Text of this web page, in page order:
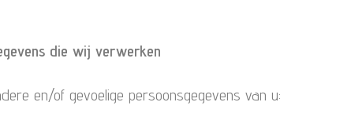
die wij verwerken
en/of gevoelige persoonsgegevens van u: